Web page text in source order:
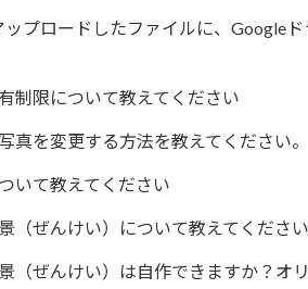
プロードしたファイルに、Google
制限について教えてください
真を変更する方法を教えてください。
いて教えてください
（ぜんけい）について教えてください
（ぜんけい）は自作できますか？オ